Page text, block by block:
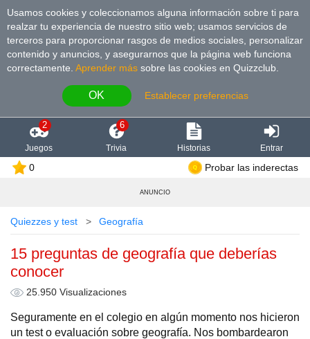
Usamos cookies y coleccionamos alguna información sobre ti para
realzar tu experiencia de nuestro sitio web; usamos servicios de
terceros para proporcionar rasgos de medios sociales, personalizar
contenido y anuncios, y asegurarnos que la página web funciona
correctamente. Aprender más sobre las cookies en Quizzclub.
OK Establecer preferencias
2
Juegos
6
Trivia Historias Entrar
0 Probar las inderectas
ANUNCIO
Quiezzes y test Geografía
15 preguntas de geografía que deberías
conocer
25.950 Visualizaciones
Seguramente en el colegio en algún momento nos hicieron
un test o evaluación sobre geografía. Nos bombardearon